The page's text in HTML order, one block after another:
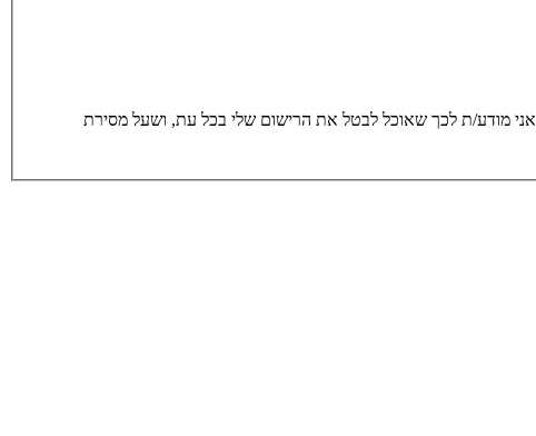
אני מאשר/ת את מסירת הפרטים מרצוני החופשי והשימוש בהם כדי ליצור איתי קשר, לרבות באמצעות דיוור ישיר, וכן לצרכים סטטיסטים. אני מודע/ת לכך שאוכל לבטל את הרישום שלי בכל עת, ושעל מסירת